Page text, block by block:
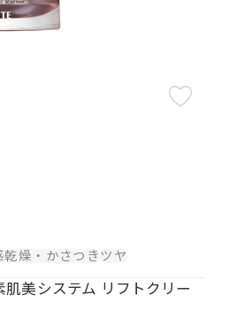
乾燥・かさつきツヤ
肌美システム リフトクリー